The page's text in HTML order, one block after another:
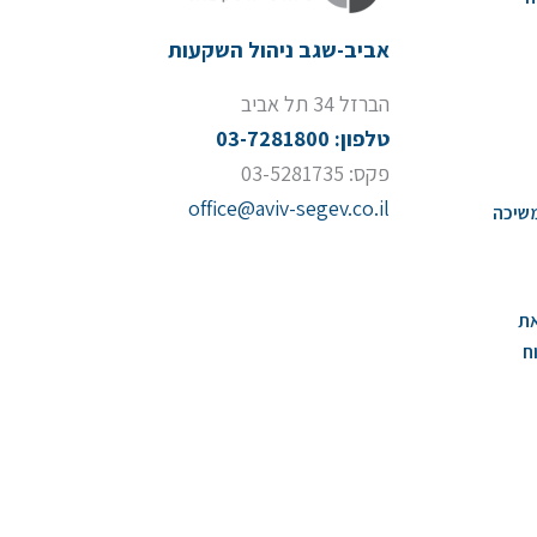
אביב-שגב ניהול השקעות
הברזל 34 תל אביב
טלפון: 03-7281800
פקס: 03-5281735
office@aviv-segev.co.il